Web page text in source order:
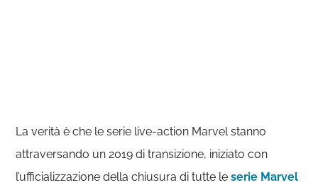
La verità è che le serie live-action Marvel stanno
attraversando un 2019 di transizione, iniziato con
l’ufficializzazione della chiusura di tutte leserie Marvel